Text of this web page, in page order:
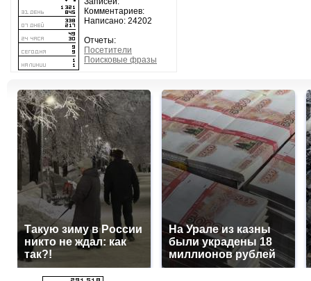
Комментариев:
Написано: 24202
Отчеты:
Посетители
Поисковые фразы
Такую зиму в России
никто не ждал: как
так?!
На Урале из казны
были украдены 18
миллионов рублей